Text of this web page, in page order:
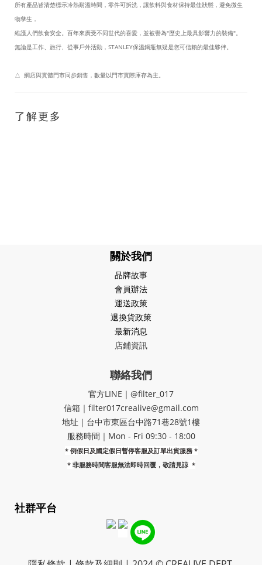
所有產品皆清楚標示冷熱耐溫時間，零件可拆洗，讓飲料與食材保持最佳狀態，避免微生
物孳生，
維護人們飲食安全。百年來廣受不同世代的喜愛，並被譽為"歷史上最具影響力的裝備"。
無論是工作、旅行、從事戶外活動，STANLEY保溫鋼瓶無疑是您可信賴的最佳夥伴。
△ 網店與實體門市同步銷售，數量以門市實際庫存為主。
了解更多
關於我們
品牌故事
會員辦法
運送政策
退換貨政策
最新消息
店鋪資訊
聯絡我們
官方LINE｜@filter_017
信箱｜filter017crealive@gmail.com
地址｜​台中市東區台中路71巷28號1樓
服務時間｜Mon - Fri 09:30 - 18:00
* 例假日及國定假日暫停客服及訂單出貨服務 *
* 非服務時間客服無法即時回覆，敬請見諒 *
社群平台